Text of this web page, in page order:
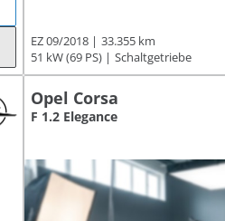
EZ 09/2018
33.355 km
51 kW (69 PS)
Schaltgetriebe
Opel Corsa
F 1.2 Elegance